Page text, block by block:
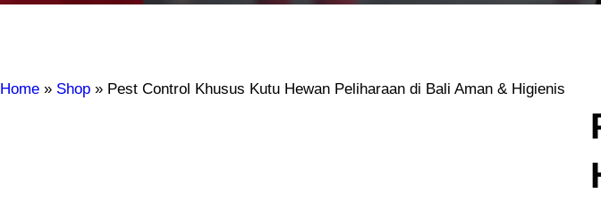
Home » Shop » Pest Control Khusus Kutu Hewan Peliharaan di Bali Aman & Higienis